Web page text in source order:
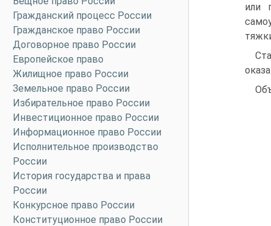
Гражданский процесс России
Гражданское право России
Договорное право России
Европейское право
Жилищное право России
Земельное право России
Избирательное право России
Инвестиционное право России
Информационное право России
Исполнительное производство
России
История государства и права
России
Конкурсное право России
Конституционное право России
или